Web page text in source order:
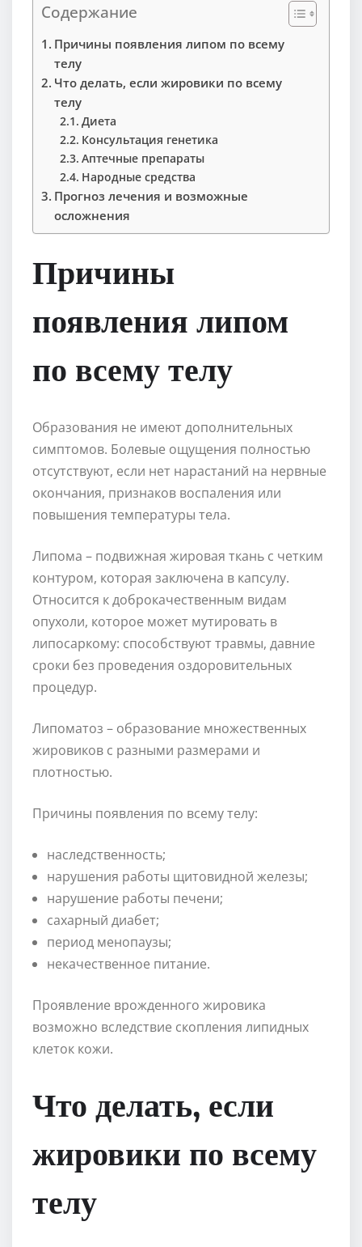
Содержание
Причины появления липом по всему
телу
Что делать, если жировики по всему
телу
Диета
Консультация генетика
Аптечные препараты
Народные средства
Прогноз лечения и возможные
осложнения
Причины
появления липом
по всему телу
Образования не имеют дополнительных
симптомов. Болевые ощущения полностью
отсутствуют, если нет нарастаний на нервные
окончания, признаков воспаления или
повышения температуры тела.
Липома – подвижная жировая ткань с четким
контуром, которая заключена в капсулу.
Относится к доброкачественным видам
опухоли, которое может мутировать в
липосаркому: способствуют травмы, давние
сроки без проведения оздоровительных
процедур.
Липоматоз – образование множественных
жировиков с разными размерами и
плотностью.
Причины появления по всему телу:
наследственность;
нарушения работы щитовидной железы;
нарушение работы печени;
сахарный диабет;
период менопаузы;
некачественное питание.
Проявление врожденного жировика
возможно вследствие скопления липидных
клеток кожи.
Что делать, если
жировики по всему
телу